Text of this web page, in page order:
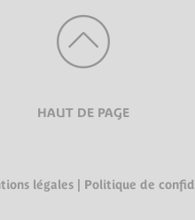
HAUT DE PAGE
légales Politique de